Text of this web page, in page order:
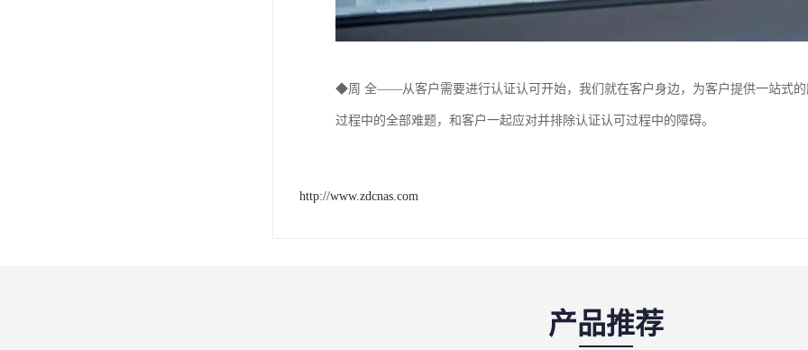
◆周 全——从客户需要进行认证认可开始，我们就在客户身边，为客户提供一站式
过程中的全部难题，和客户一起应对并排除认证认可过程中的障碍。
http://www.zdcnas.com
产品推荐